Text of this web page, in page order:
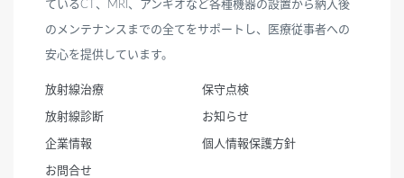
ているCT、MRI、アンギオなど各種機器の設置から納入後
のメンテナンスまでの全てをサポートし、医療従事者への
安心を提供しています。
放射線治療
放射線診断
企業情報
お問合せ
保守点検
お知らせ
個人情報保護方針